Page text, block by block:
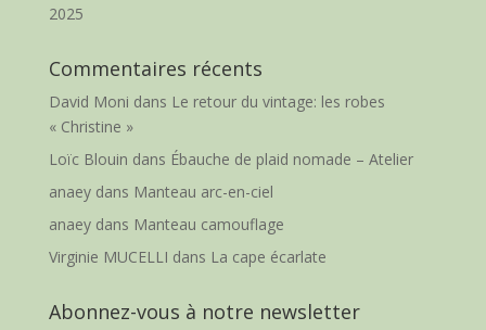
2025
Commentaires récents
David Moni dans Le retour du vintage: les robes
« Christine »
Loïc Blouin dans Ébauche de plaid nomade – Atelier
anaeydans Manteau arc-en-ciel
anaeydans Manteau camouflage
Virginie MUCELLI dans La cape écarlate
Abonnez-vous à notre newsletter